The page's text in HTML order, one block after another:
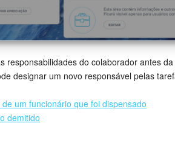
responsabilidades do colaborador antes
designar um novo responsável pelas
um funcionário que foi dispensado
demitido